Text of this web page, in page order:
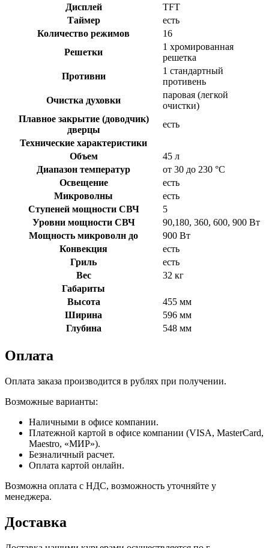
Дисплей
TFT
Таймер
есть
Количество режимов
16
Решетки
1 хромированная
решетка
Противни
1 стандартный
противень
Очистка духовки
паровая (легкой
очистки)
Плавное закрытие (доводчик)
дверцы
есть
Технические характеристики
Объем
45 л
Диапазон температур
от 30 до 230 °C
Освещение
есть
Микроволны
есть
Ступеней мощности СВЧ
5
Уровни мощности СВЧ
90,180, 360, 600, 900 Вт
Мощность микроволн до
900 Вт
Конвекция
есть
Гриль
есть
Вес
32 кг
Габариты
Высота
455 мм
Ширина
596 мм
Глубина
548 мм
Оплата
Оплата заказа производится в рублях при получении.
Возможные варианты:
Наличными в офисе компании.
Платежной картой в офисе компании (VISA, MasterCard,
Maestro, «МИР»).
Безналичный расчет.
Оплата картой онлайн.
Возможна оплата с НДС, возможность уточняйте у
менеджера.
Доставка